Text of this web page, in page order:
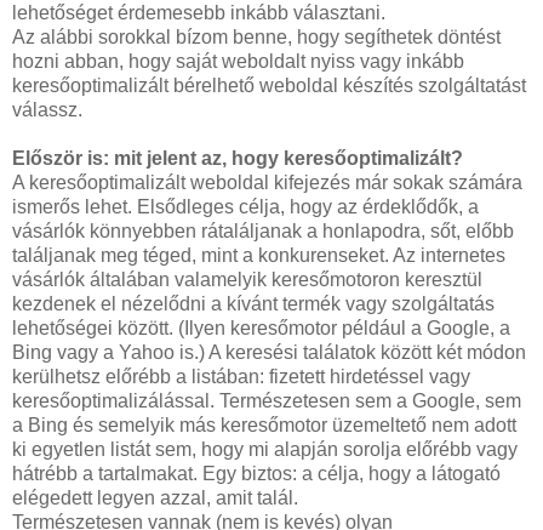
lehetőséget érdemesebb inkább választani.
Az alábbi sorokkal bízom benne, hogy segíthetek döntést
hozni abban, hogy saját weboldalt nyiss vagy inkább
keresőoptimalizált bérelhető weboldal készítés szolgáltatást
válassz.
Először is: mit jelent az, hogy keresőoptimalizált?
A keresőoptimalizált weboldal kifejezés már sokak számára
ismerős lehet. Elsődleges célja, hogy az érdeklődők, a
vásárlók könnyebben rátaláljanak a honlapodra, sőt, előbb
találjanak meg téged, mint a konkurenseket. Az internetes
vásárlók általában valamelyik keresőmotoron keresztül
kezdenek el nézelődni a kívánt termék vagy szolgáltatás
lehetőségei között. (Ilyen keresőmotor például a Google, a
Bing vagy a Yahoo is.) A keresési találatok között két módon
kerülhetsz előrébb a listában: fizetett hirdetéssel vagy
keresőoptimalizálással. Természetesen sem a Google, sem
a Bing és semelyik más keresőmotor üzemeltető nem adott
ki egyetlen listát sem, hogy mi alapján sorolja előrébb vagy
hátrébb a tartalmakat. Egy biztos: a célja, hogy a látogató
elégedett legyen azzal, amit talál.
Természetesen vannak (nem is kevés) olyan